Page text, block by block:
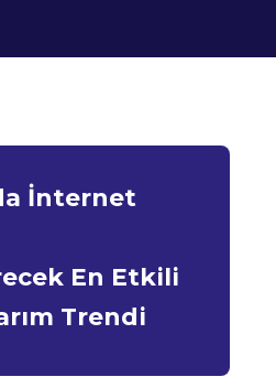
İnternet
En Etkili
Trendi